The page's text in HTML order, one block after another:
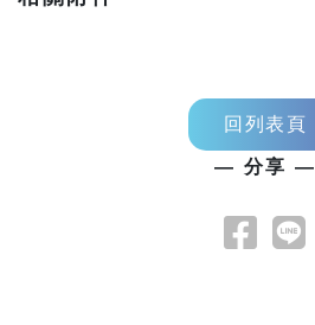
回列表頁
— 分享 —